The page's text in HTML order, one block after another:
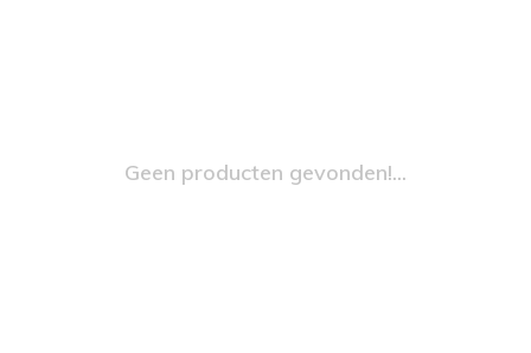
Geen producten gevonden!...